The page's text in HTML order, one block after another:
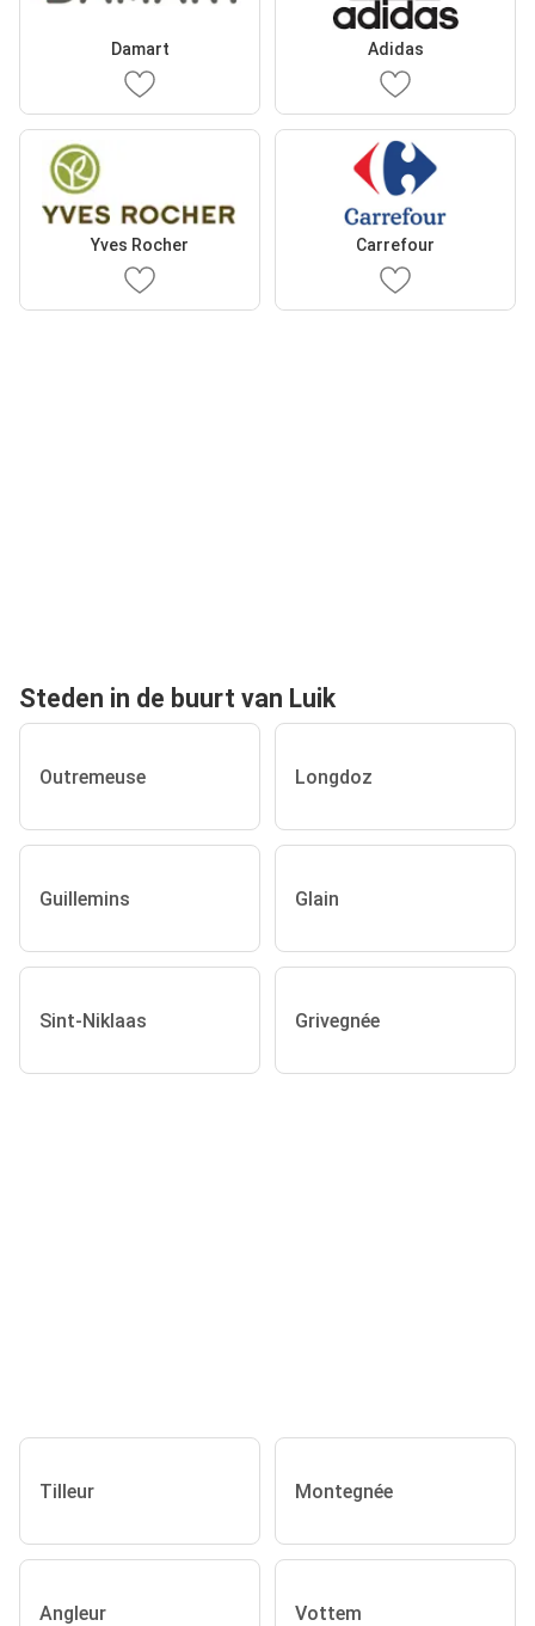
Damart Adidas
Yves Rocher Carrefour
Steden in de buurt van Luik
Outremeuse Longdoz
Guillemins Glain
Sint-Niklaas Grivegnée
Tilleur Montegnée
Angleur Vottem